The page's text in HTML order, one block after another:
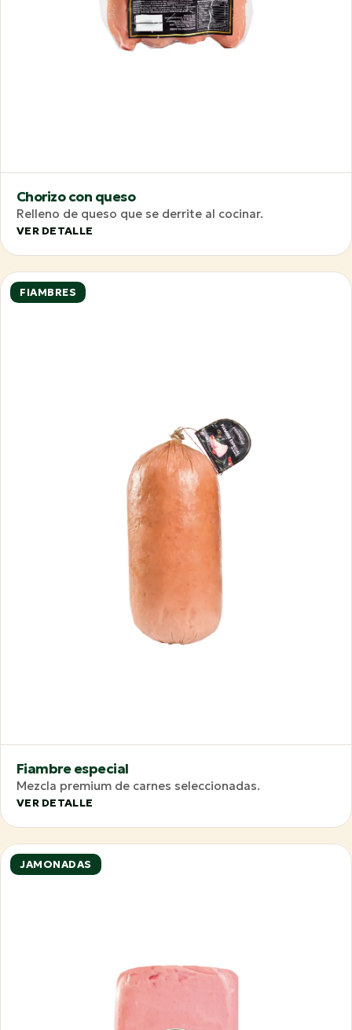
Chorizo con queso
Relleno de queso que se derrite al cocinar.
VER DETALLE
FIAMBRES
Fiambre especial
Mezcla premium de carnes seleccionadas.
VER DETALLE
JAMONADAS